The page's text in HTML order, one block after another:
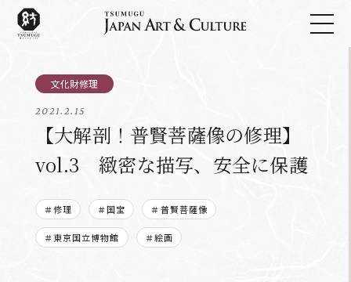
2021.2.15
【大解剖！普賢菩薩像の修理】
vol.3 緻密な描写、安全に保護
＃修理 ＃国宝 ＃普賢菩薩像
＃東京国立博物館 ＃絵画